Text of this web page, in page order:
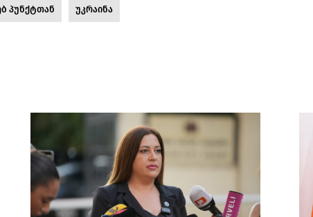
პუნქტთან უკრაინა